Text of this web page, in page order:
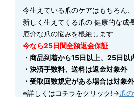
今生えている爪のケアはもちろん、
新しく生えてくる爪の 健康的な成
厄介な爪の悩みを根絶します
今なら25日間全額返金保証
・商品到着から15日以上、25日以
・決済手数料、送料は返金対象外
・受取回数規定がある場合は対象外
※詳しくはコチラをクリック!→爪